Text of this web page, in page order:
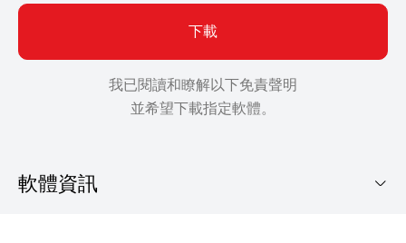
下載
我已閱讀和瞭解以下免責聲明
並希望下載指定軟體。
軟體資訊